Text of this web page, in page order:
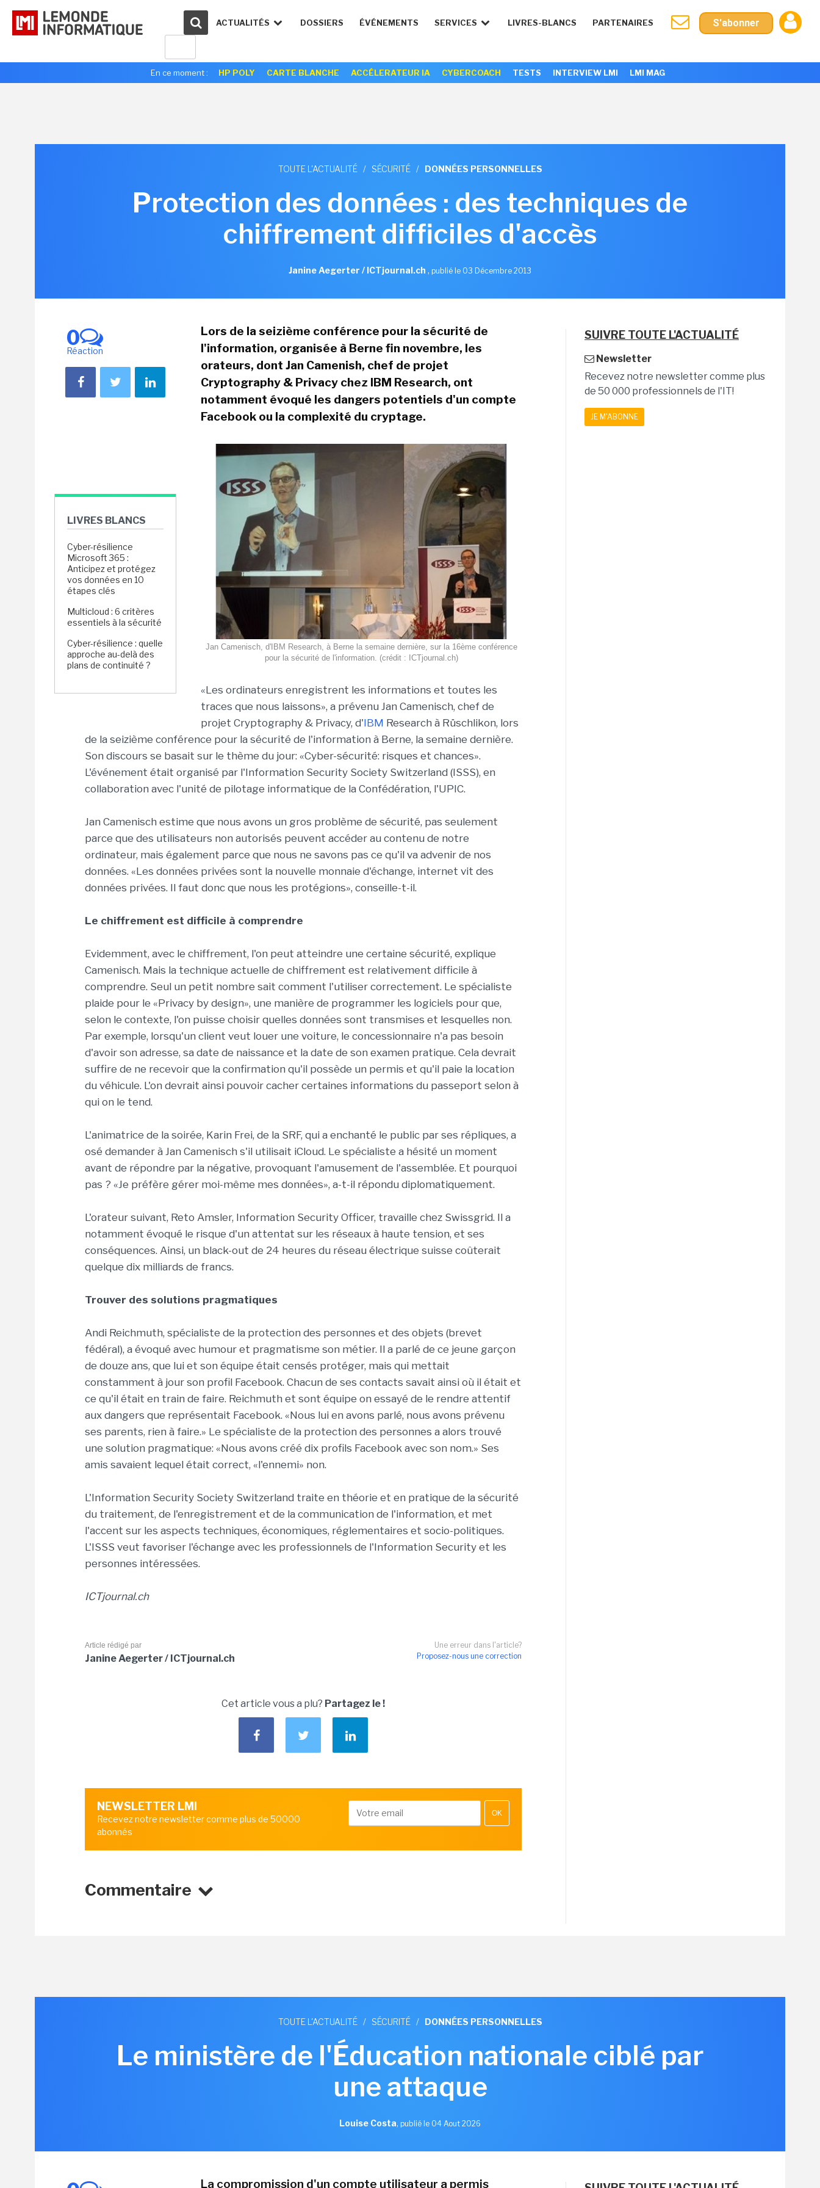
ACTUALITÉS DOSSIERS ÉVÉNEMENTS SERVICES LIVRES-BLANCS PARTENAIRES S'abonner
En ce moment : HP POLY CARTE BLANCHE ACCÉLERATEUR IA CYBERCOACH TESTS INTERVIEW LMI LMI MAG
TOUTE L'ACTUALITÉ / SÉCURITÉ / DONNÉES PERSONNELLES
Protection des données : des techniques de
chiffrement difficiles d'accès
Janine Aegerter / ICTjournal.ch , publié le 03 Décembre 2013
0
Réaction
LIVRES BLANCS
Cyber-résilience
Microsoft 365 :
Anticipez et protégez
vos données en 10
étapes clés
Multicloud : 6 critères
essentiels à la sécurité
Cyber-résilience : quelle
approche au-delà des
plans de continuité ?
Lors de la seizième conférence pour la sécurité de
l'information, organisée à Berne fin novembre, les
orateurs, dont Jan Camenish, chef de projet
Cryptography & Privacy chez IBM Research, ont
notamment évoqué les dangers potentiels d'un compte
Facebook ou la complexité du cryptage.
Jan Camenisch, d'IBM Research, à Berne la semaine dernière, sur la 16ème conférence
pour la sécurité de l'information. (crédit : ICTjournal.ch)
«Les ordinateurs enregistrent les informations et toutes les
traces que nous laissons», a prévenu Jan Camenisch, chef de
projet Cryptography & Privacy, d'IBM Research à Rüschlikon, lors
de la seizième conférence pour la sécurité de l'information à Berne, la semaine dernière.
Son discours se basait sur le thème du jour: «Cyber-sécurité: risques et chances».
L'événement était organisé par l'Information Security Society Switzerland (ISSS), en
collaboration avec l'unité de pilotage informatique de la Confédération, l'UPIC.
Jan Camenisch estime que nous avons un gros problème de sécurité, pas seulement
parce que des utilisateurs non autorisés peuvent accéder au contenu de notre
ordinateur, mais également parce que nous ne savons pas ce qu'il va advenir de nos
données. «Les données privées sont la nouvelle monnaie d'échange, internet vit des
données privées. Il faut donc que nous les protégions», conseille-t-il.
Le chiffrement est difficile à comprendre
Evidemment, avec le chiffrement, l'on peut atteindre une certaine sécurité, explique
Camenisch. Mais la technique actuelle de chiffrement est relativement difficile à
comprendre. Seul un petit nombre sait comment l'utiliser correctement. Le spécialiste
plaide pour le «Privacy by design», une manière de programmer les logiciels pour que,
selon le contexte, l'on puisse choisir quelles données sont transmises et lesquelles non.
Par exemple, lorsqu'un client veut louer une voiture, le concessionnaire n'a pas besoin
d'avoir son adresse, sa date de naissance et la date de son examen pratique. Cela devrait
suffire de ne recevoir que la confirmation qu'il possède un permis et qu'il paie la location
du véhicule. L'on devrait ainsi pouvoir cacher certaines informations du passeport selon à
qui on le tend.
L'animatrice de la soirée, Karin Frei, de la SRF, qui a enchanté le public par ses répliques, a
osé demander à Jan Camenisch s'il utilisait iCloud. Le spécialiste a hésité un moment
avant de répondre par la négative, provoquant l'amusement de l'assemblée. Et pourquoi
pas ? «Je préfère gérer moi-même mes données», a-t-il répondu diplomatiquement.
L'orateur suivant, Reto Amsler, Information Security Officer, travaille chez Swissgrid. Il a
notamment évoqué le risque d'un attentat sur les réseaux à haute tension, et ses
conséquences. Ainsi, un black-out de 24 heures du réseau électrique suisse coûterait
quelque dix milliards de francs.
Trouver des solutions pragmatiques
Andi Reichmuth, spécialiste de la protection des personnes et des objets (brevet
fédéral), a évoqué avec humour et pragmatisme son métier. Il a parlé de ce jeune garçon
de douze ans, que lui et son équipe était censés protéger, mais qui mettait
constamment à jour son profil Facebook. Chacun de ses contacts savait ainsi où il était et
ce qu'il était en train de faire. Reichmuth et sont équipe on essayé de le rendre attentif
aux dangers que représentait Facebook. «Nous lui en avons parlé, nous avons prévenu
ses parents, rien à faire.» Le spécialiste de la protection des personnes a alors trouvé
une solution pragmatique: «Nous avons créé dix profils Facebook avec son nom.» Ses
amis savaient lequel était correct, «l'ennemi» non.
L'Information Security Society Switzerland traite en théorie et en pratique de la sécurité
du traitement, de l'enregistrement et de la communication de l'information, et met
l'accent sur les aspects techniques, économiques, réglementaires et socio-politiques.
L'ISSS veut favoriser l'échange avec les professionnels de l'Information Security et les
personnes intéressées.
ICTjournal.ch
Une erreur dans l'article?
Proposez-nous une correction
Article rédigé par
Janine Aegerter / ICTjournal.ch
Cet article vous a plu? Partagez le !
NEWSLETTER LMI
Recevez notre newsletter comme plus de 50000
abonnés
OK
Commentaire
SUIVRE TOUTE L'ACTUALITÉ
Newsletter
Recevez notre newsletter comme plus
de 50 000 professionnels de l'IT!
JE M'ABONNE
TOUTE L'ACTUALITÉ / SÉCURITÉ / DONNÉES PERSONNELLES
Le ministère de l'Éducation nationale ciblé par
une attaque
Louise Costa, publié le 04 Aout 2026
La compromission d'un compte utilisateur a permis